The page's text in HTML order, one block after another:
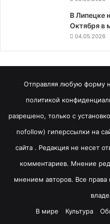
В Липецке
Октября в
04.05.2026
Отправляя любую форму
политикой
разрешено, только с
nofollow) гиперссылки на
сайта . Редакция не несет
комментариев. Мнение
мнением авторов. Все
В мире
Культура